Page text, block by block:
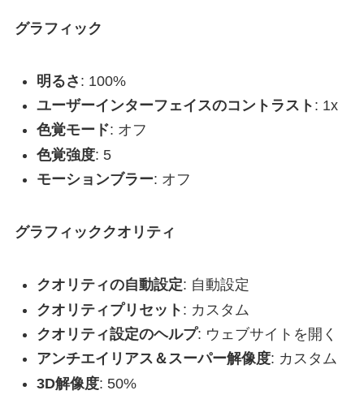
グラフィック
明るさ : 100%
ユーザーインターフェイスのコントラスト : 1x
色覚モード: オフ
色覚強度: 5
モーションブラー: オフ
グラフィッククオリティ
クオリティの自動設定: 自動設定
クオリティプリセット : カスタム
クオリティ設定のヘルプ: ウェブサイトを開く
アンチエイリアス＆スーパー解像度: カスタム
3D解像度: 50%